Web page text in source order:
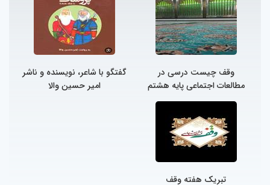
وقف چیست درسی در
مطالعات اجتماعی پایه هشتم
گفتگو با شاعر، نویسنده و ناشر
امیر حسین والا
تبریک هفته وقف